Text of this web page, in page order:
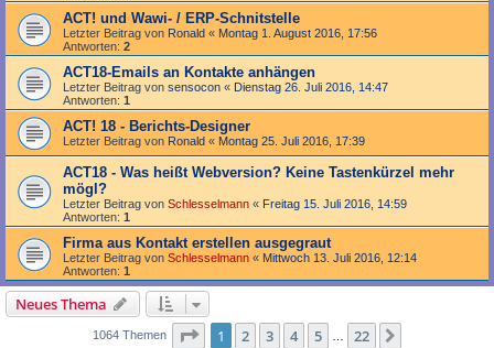
ACT! und Wawi- / ERP-Schnitstelle
Letzter Beitrag von Ronald « Montag 1. August 2016, 17:56
Antworten: 2
ACT18-Emails an Kontakte anhängen
Letzter Beitrag von sensocon « Dienstag 26. Juli 2016, 14:47
Antworten: 1
ACT! 18 - Berichts-Designer
Letzter Beitrag von Ronald « Montag 25. Juli 2016, 17:39
ACT18 - Was heißt Webversion? Keine Tastenkürzel mehr
mögl?
Letzter Beitrag von Schlesselmann « Freitag 15. Juli 2016, 14:59
Antworten: 1
Firma aus Kontakt erstellen ausgegraut
Letzter Beitrag von Schlesselmann « Mittwoch 13. Juli 2016, 12:14
Antworten: 1
Neues Thema
1064 Themen Seite 1von 22
1 2 3 4 5 22